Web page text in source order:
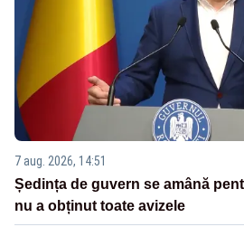
7 aug. 2026, 14:51
Ședința de guvern se amână
nu a obținut toate avizele